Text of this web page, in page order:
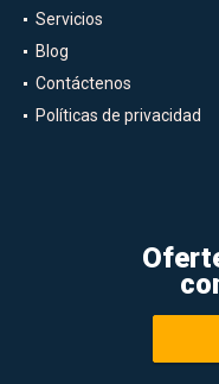
Servicios
Blog
Contáctenos
Políticas de privacidad